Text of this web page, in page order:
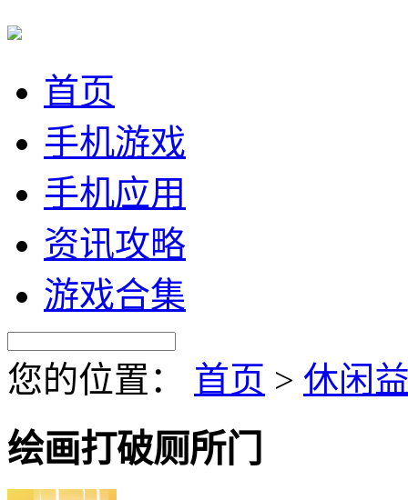
首页
手机游戏
手机应用
资讯攻略
游戏合集
您的位置： 首页 > 休闲
绘画打破厕所门